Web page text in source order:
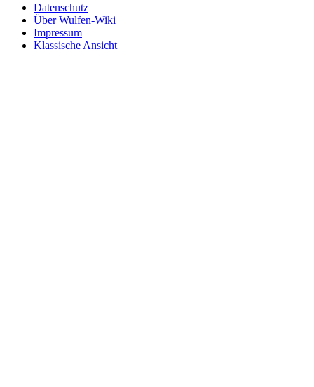
Datenschutz
Über Wulfen-Wiki
Impressum
Klassische Ansicht